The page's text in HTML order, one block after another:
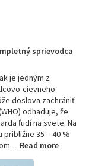
sprievodca
je jedným z
cievneho
doslova zachrániť
odhaduje, že
ľudí na svete. Na
35 – 40 %
Read more: